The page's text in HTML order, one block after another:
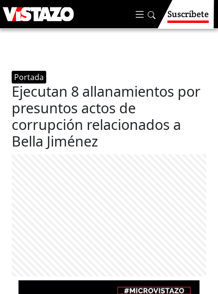
Suscríbete
Portada
Ejecutan 8 allanamientos por
presuntos actos de
corrupción relacionados a
Bella Jiménez